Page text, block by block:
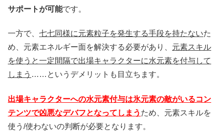
サポートが可能です。
一方で、 七七同様に元素粒子を発生する手段を持たないた
め、元素エネルギー面を解決する必要があり、 元素スキル
を使うと一定間隔で出場キャラクターに水元素を付与して
しまう ……というデメリットも目立ちます。
出場キャラクターへの水元素付与は氷元素の敵がいるコン
テンツで凶悪なデバフとなってしまう ため、元素スキルを
使う/使わないの判断が必要となります。